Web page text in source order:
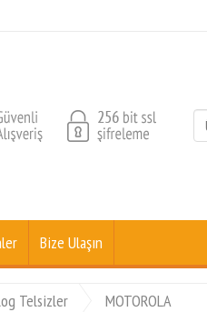
Bize Ulaşın
Telsizler MOTOROLA